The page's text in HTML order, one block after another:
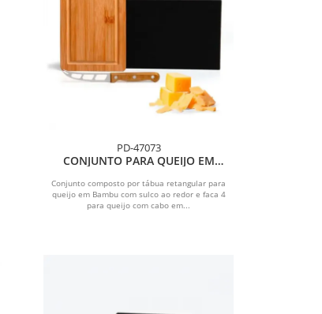
PD-47073
CONJUNTO PARA QUEIJO EM
Conjunto composto por tábua retangular para
queijo em Bambu com sulco ao redor e faca 4
para queijo com cabo em...